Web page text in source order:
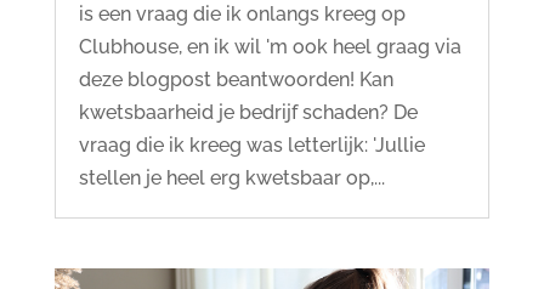
is een vraag die ik onlangs kreeg op
Clubhouse, en ik wil 'm ook heel graag via
deze blogpost beantwoorden! Kan
kwetsbaarheid je bedrijf schaden? De
vraag die ik kreeg was letterlijk: 'Jullie
stellen je heel erg kwetsbaar op,...